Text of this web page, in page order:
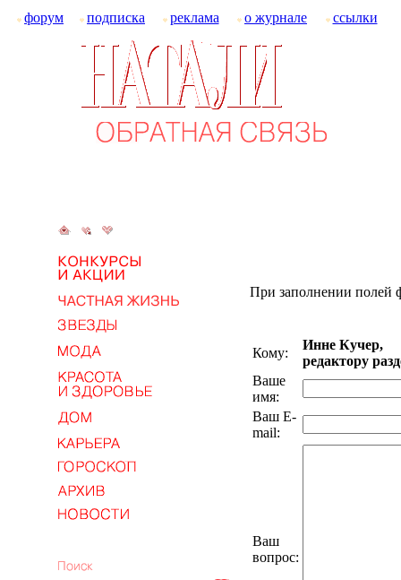
форум подписка реклама о журнале ссылки
При заполнении полей
Кому:
Инне Кучер,
редактору
Ваше
имя:
Ваш E-
mail:
Ваш
вопрос: